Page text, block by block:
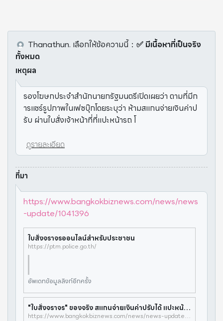
Thanathun. เลือกให้ข้อความนี้： ✅ มีเนื้อหาที่เป็นจริง
ทั้งหมด
เหตุผล
รองโฆษกประจำสำนักนายกรัฐมนตรีเปิดเผยว่า ตามที่มีก
ารแชร์รูปภาพในเฟซบุ๊กโดยระบุว่า ห้ามสแกนจ่ายเงินค่าป
รับ ผ่านใบสั่งเจ้าหน้าที่ที่แปะหน้ารถ โ
ดูรายละเอียด
ที่มา
https://www.bangkokbiznews.com/news/news
-update/1041396
ใบสั่งจราจรออนไลน์สำหรับประชาชน
https://ptm.police.go.th/
อัพเดทข้อมูลลิงก์อีกครั้ง
"ใบสั่งจราจร" ของจริง สแกนจ่ายเงินค่าปรับได้ แปะหน้ารถกรณีหาคนขับไม่เจอ
https://www.bangkokbiznews.com/news/news-update/1041396